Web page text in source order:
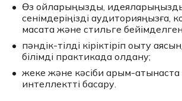
Өз ойларыңызды,
сенімдеріңізді аудиторияңызға,
мақсатқа және стильге
пәндік-тілді кіріктіріп оқыту
білімді практикада қолдану;
жеке және кәсіби қарым-
интеллектті басқару.